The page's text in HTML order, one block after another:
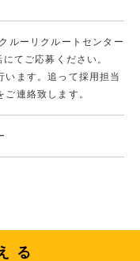
ルーリクルートセンター
てご応募ください。
ます。追って採用担当
連絡致します。
る